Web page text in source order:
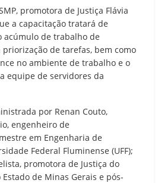
promotora de Justiça Flávia
a capacitação tratará de
acúmulo de trabalho de
de tarefas, bem como
no ambiente de trabalho e o
equipe de servidores da
por Renan Couto,
engenheiro de
em Engenharia de
Federal Fluminense (UFF);
promotora de Justiça do
de Minas Gerais e pós-